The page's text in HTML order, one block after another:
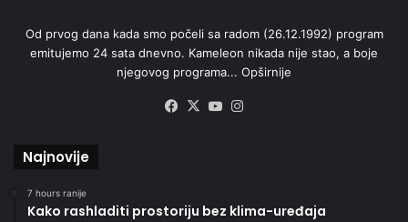
Od prvog dana kada smo počeli sa radom (26.12.1992) program
emitujemo 24 sata dnevno. Kameleon nikada nije stao, a boje
njegovog programa... Opširnije
Facebook
X YouTube
Najnovije
7 hours ranije
Kako rashladiti prostoriju bez klima-uređaja